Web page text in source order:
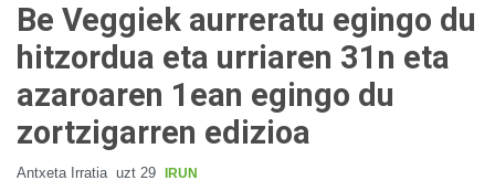
Be Veggiek aurreratu egingo du
hitzordua eta urriaren 31n eta
azaroaren 1ean egingo du
zortzigarren edizioa
Antxeta Irratia uzt 29 IRUN